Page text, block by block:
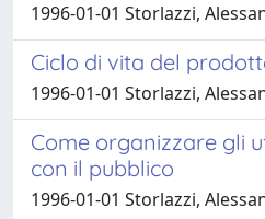
1996-01-01 Storlazzi,
Ciclo di vita del
1996-01-01 Storlazzi,
Come organizzare gli
con il pubblico
1996-01-01 Storlazzi,